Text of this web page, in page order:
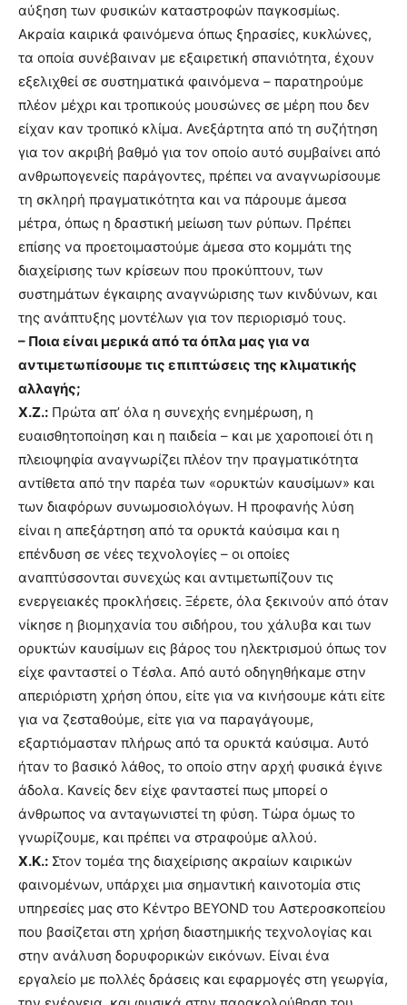
αύξηση των φυσικών καταστροφών παγκοσμίως.
Ακραία καιρικά φαινόμενα όπως ξηρασίες, κυκλώνες,
τα οποία συνέβαιναν με εξαιρετική σπανιότητα, έχουν
εξελιχθεί σε συστηματικά φαινόμενα – παρατηρούμε
πλέον μέχρι και τροπικούς μουσώνες σε μέρη που δεν
είχαν καν τροπικό κλίμα. Ανεξάρτητα από τη συζήτηση
για τον ακριβή βαθμό για τον οποίο αυτό συμβαίνει από
ανθρωπογενείς παράγοντες, πρέπει να αναγνωρίσουμε
τη σκληρή πραγματικότητα και να πάρουμε άμεσα
μέτρα, όπως η δραστική μείωση των ρύπων. Πρέπει
επίσης να προετοιμαστούμε άμεσα στο κομμάτι της
διαχείρισης των κρίσεων που προκύπτουν, των
συστημάτων έγκαιρης αναγνώρισης των κινδύνων, και
της ανάπτυξης μοντέλων για τον περιορισμό τους.
– Ποια είναι μερικά από τα όπλα μας για να
αντιμετωπίσουμε τις επιπτώσεις της κλιματικής
αλλαγής;
Χ.Ζ.: Πρώτα απ’ όλα η συνεχής ενημέρωση, η
ευαισθητοποίηση και η παιδεία – και με χαροποιεί ότι η
πλειοψηφία αναγνωρίζει πλέον την πραγματικότητα
αντίθετα από την παρέα των «ορυκτών καυσίμων» και
των διαφόρων συνωμοσιολόγων. Η προφανής λύση
είναι η απεξάρτηση από τα ορυκτά καύσιμα και η
επένδυση σε νέες τεχνολογίες – οι οποίες
αναπτύσσονται συνεχώς και αντιμετωπίζουν τις
ενεργειακές προκλήσεις. Ξέρετε, όλα ξεκινούν από όταν
νίκησε η βιομηχανία του σιδήρου, του χάλυβα και των
ορυκτών καυσίμων εις βάρος του ηλεκτρισμού όπως τον
είχε φανταστεί ο Τέσλα. Από αυτό οδηγηθήκαμε στην
απεριόριστη χρήση όπου, είτε για να κινήσουμε κάτι είτε
για να ζεσταθούμε, είτε για να παραγάγουμε,
εξαρτιόμασταν πλήρως από τα ορυκτά καύσιμα. Αυτό
ήταν το βασικό λάθος, το οποίο στην αρχή φυσικά έγινε
άδολα. Κανείς δεν είχε φανταστεί πως μπορεί ο
άνθρωπος να ανταγωνιστεί τη φύση. Τώρα όμως το
γνωρίζουμε, και πρέπει να στραφούμε αλλού.
Χ.Κ.: Στον τομέα της διαχείρισης ακραίων καιρικών
φαινομένων, υπάρχει μια σημαντική καινοτομία στις
υπηρεσίες μας στο Κέντρο BEYOND του Αστεροσκοπείου
που βασίζεται στη χρήση διαστημικής τεχνολογίας και
στην ανάλυση δορυφορικών εικόνων. Είναι ένα
εργαλείο με πολλές δράσεις και εφαρμογές στη γεωργία,